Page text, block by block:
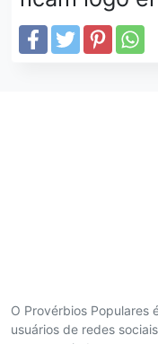
O Provérbios Populares
usuários de redes